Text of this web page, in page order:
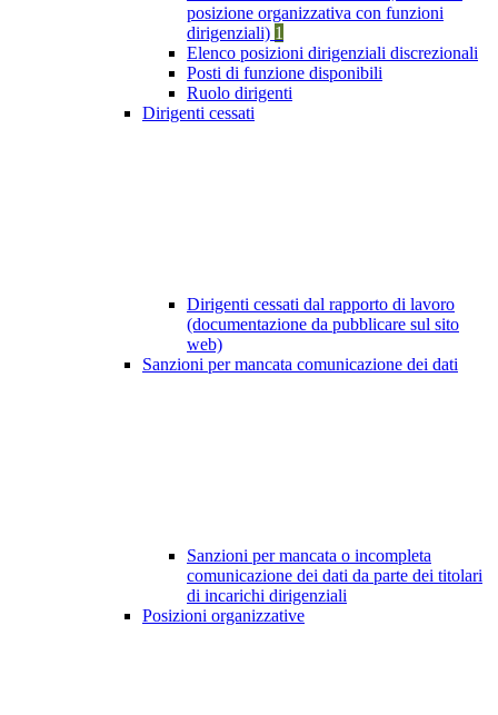
posizione organizzativa con funzioni
dirigenziali) 1
Elenco posizioni dirigenziali discrezionali
Posti di funzione disponibili
Ruolo dirigenti
Dirigenti cessati
Dirigenti cessati dal rapporto di lavoro
(documentazione da pubblicare sul sito
web)
Sanzioni per mancata comunicazione dei dati
Sanzioni per mancata o incompleta
comunicazione dei dati da parte dei titolari
di incarichi dirigenziali
Posizioni organizzative